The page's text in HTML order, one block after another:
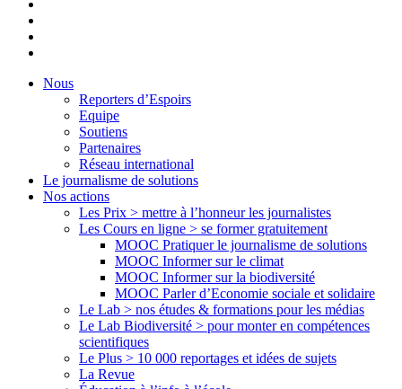
Close
Nous
Reporters d’Espoirs
Equipe
Soutiens
Partenaires
Réseau international
Le journalisme de solutions
Nos actions
Les Prix > mettre à l’honneur les journalistes
Les Cours en ligne > se former gratuitement
MOOC Pratiquer le journalisme de solutions
MOOC Informer sur le climat
MOOC Informer sur la biodiversité
MOOC Parler d’Economie sociale et solidaire
Le Lab > nos études & formations pour les médias
Le Lab Biodiversité > pour monter en compétences
scientifiques
Le Plus > 10 000 reportages et idées de sujets
La Revue